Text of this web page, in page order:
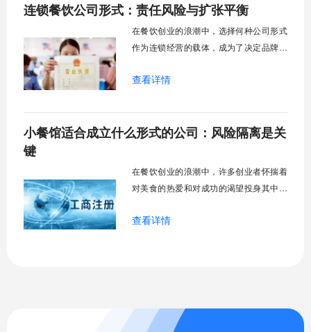
是考虑个体工商户或合伙企业？不同的餐
连锁餐饮公司形式：责任风险与扩张平衡
在餐饮创业的浪潮中，选择何种公司形式
作为连锁经营的载体，成为了决定品牌能
能更关注菜品口味和店铺装修，但一个合
骨架。它不仅仅是法律上的一个名称，更
关系到风险隔离能力、融资可能性、管理
查看详情
小餐馆适合成立什么形式的公司：风险隔离是关
键
在餐饮创业的浪潮中，许多创业者怀揣着
对美食的热爱和对成功的渴望投身其中，
的抉择常常被忽视——选择合适的公司形
查看详情